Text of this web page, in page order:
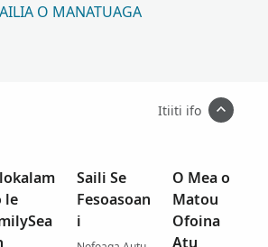
O MANATUAGA
Itiiti ifo
le
Saili Se
Fesoasoan
i
O Mea o
Matou
Ofoina
Atu